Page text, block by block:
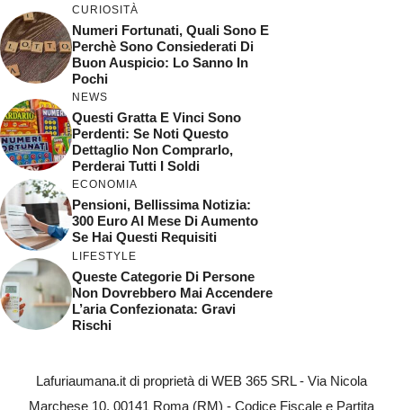
CURIOSITÀ
Numeri Fortunati, Quali Sono E
Perchè Sono Consiederati Di
Buon Auspicio: Lo Sanno In
Pochi
NEWS
Questi Gratta E Vinci Sono
Perdenti: Se Noti Questo
Dettaglio Non Comprarlo,
Perderai Tutti I Soldi
ECONOMIA
Pensioni, Bellissima Notizia:
300 Euro Al Mese Di Aumento
Se Hai Questi Requisiti
LIFESTYLE
Queste Categorie Di Persone
Non Dovrebbero Mai Accendere
L’aria Confezionata: Gravi
Rischi
Lafuriaumana.it di proprietà di WEB 365 SRL - Via Nicola
Marchese 10, 00141 Roma (RM) - Codice Fiscale e Partita